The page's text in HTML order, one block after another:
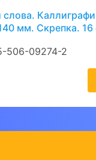
мм. Скрепка. 16
506-09274-2